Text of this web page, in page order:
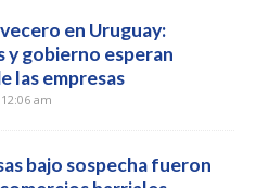
en Uruguay:
y gobierno esperan
las empresas
am
bajo sospecha fueron